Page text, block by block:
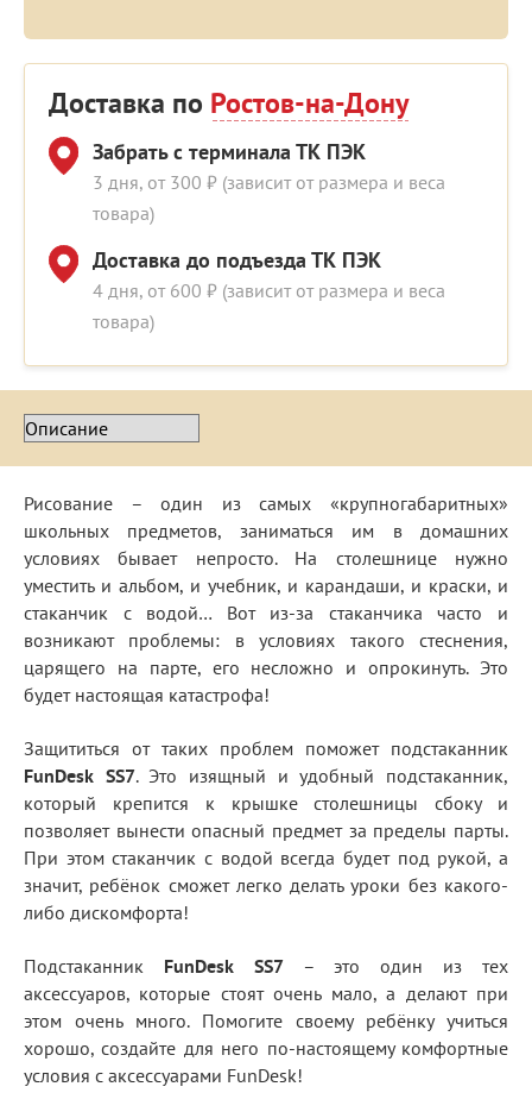
Доставка по Ростов-на-Дону
Забрать с терминала ТК ПЭК
3 дня, от 300 ₽ (зависит от размера и веса
товара)
Доставка до подъезда ТК ПЭК
4 дня, от 600 ₽ (зависит от размера и веса
товара)
Рисование – один из самых «крупногабаритных»
школьных предметов, заниматься им в домашних
условиях бывает непросто. На столешнице нужно
уместить и альбом, и учебник, и карандаши, и краски, и
стаканчик с водой… Вот из-за стаканчика часто и
возникают проблемы: в условиях такого стеснения,
царящего на парте, его несложно и опрокинуть. Это
будет настоящая катастрофа!
Защититься от таких проблем поможет подстаканник
FunDesk SS7. Это изящный и удобный подстаканник,
который крепится к крышке столешницы сбоку и
позволяет вынести опасный предмет за пределы парты.
При этом стаканчик с водой всегда будет под рукой, а
значит, ребёнок сможет легко делать уроки без какого-
либо дискомфорта!
Подстаканник FunDesk SS7– это один из тех
аксессуаров, которые стоят очень мало, а делают при
этом очень много. Помогите своему ребёнку учиться
хорошо, создайте для него по-настоящему комфортные
условия с аксессуарами FunDesk!